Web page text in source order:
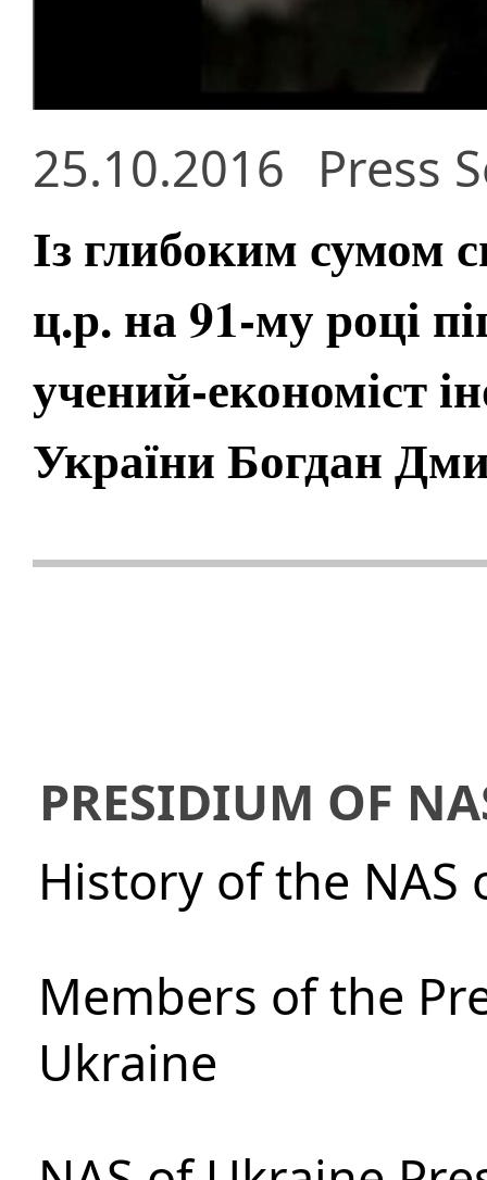
25.10.2016 Press
Із глибоким сумом
ц.р. на 91-му році
учений-економіст
України Богдан
PRESIDIUM OF
History of the NAS
Members of the
Ukraine